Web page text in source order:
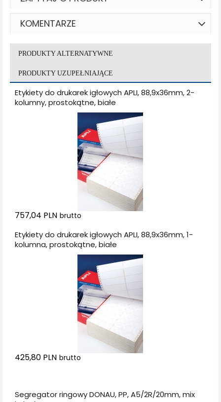
KOMENTARZE
PRODUKTY ALTERNATYWNE
PRODUKTY UZUPEŁNIAJĄCE
Etykiety do drukarek igłowych APLI, 88,9x36mm, 2-
kolumny, prostokątne, białe
757,04 PLN brutto
Etykiety do drukarek igłowych APLI, 88,9x36mm, 1-
kolumna, prostokątne, białe
425,80 PLN brutto
Segregator ringowy DONAU, PP, A5/2R/20mm, mix